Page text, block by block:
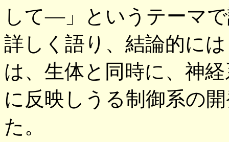
して―」というテーマ
詳しく語り、結論的に
は、生体と同時に、神
に反映しうる制御系の
た。